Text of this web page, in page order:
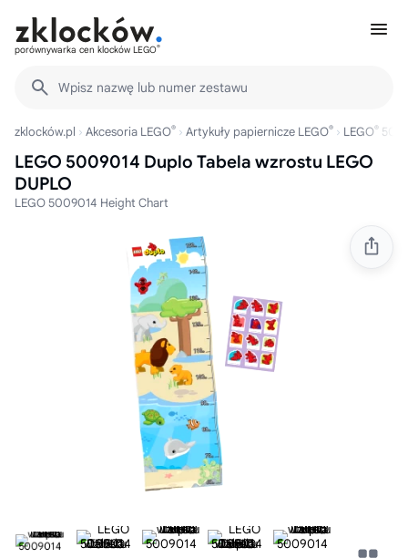
porównywarka cen klocków LEGO®
Wpisz nazwę lub numer zestawu
zklocków.pl Akcesoria LEGO® Artykuły papiernicze LEGO® LEGO®
LEGO 5009014 Duplo Tabela wzrostu LEGO
DUPLO
LEGO 5009014 Height Chart